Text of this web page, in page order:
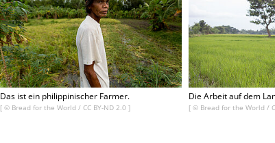
Das ist ein philippinischer Farmer.
[ © Bread for the World / CC BY-ND 2.0 ]
Die Arbeit auf dem
[ © Bread for the World /